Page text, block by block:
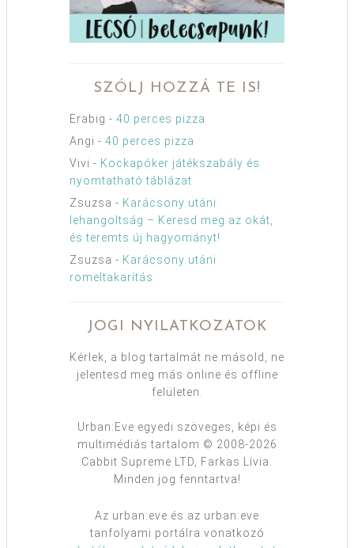
SZÓLJ HOZZÁ TE IS!
Erabig - 40 perces pizza
Angi - 40 perces pizza
Vivi - Kockapóker játékszabály és
nyomtatható táblázat
Zsuzsa - Karácsony utáni
lehangoltság – Keresd meg az okát,
és teremts új hagyományt!
Zsuzsa - Karácsony utáni
romeltakarítás
JOGI NYILATKOZATOK
Kérlek, a blog tartalmát ne másold, ne
jelentesd meg más online és offline
felületen.
Urban:Eve egyedi szöveges, képi és
multimédiás tartalom © 2008-2026
Cabbit Supreme LTD, Farkas Lívia.
Minden jog fenntartva!
Az urban:eve és az urban:eve
tanfolyami portálra vonatkozó